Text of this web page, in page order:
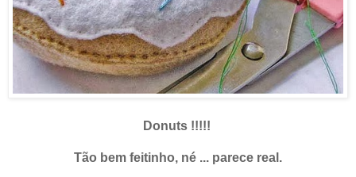
Donuts !!!!!
Tão bem feitinho, né ... parece real.